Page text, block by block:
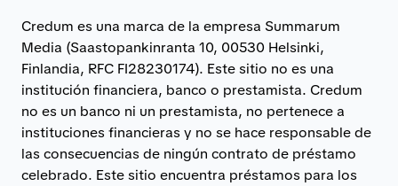
Credum es una marca de la empresa Summarum
Media (Saastopankinranta 10, 00530 Helsinki,
Finlandia, RFC FI28230174). Este sitio no es una
institución financiera, banco o prestamista. Credum
no es un banco ni un prestamista, no pertenece a
instituciones financieras y no se hace responsable de
las consecuencias de ningún contrato de préstamo
celebrado. Este sitio encuentra préstamos para los